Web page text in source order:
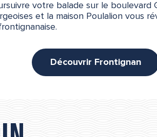
votre balade sur le boulevard
et la maison Poulalion vous
Découvrir Frontignan